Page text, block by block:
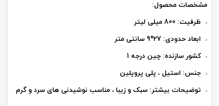
مشخصات محصول:
ظرفیت: 800 میلی لیتر
ابعاد حدودی: 27*9 سانتی متر
کشور سازنده: چین درجه 1
جنس: استیل ، پلی پروپلین
توضیحات بیشتر: سبک و زیبا ، مناسب نوشیدنی های سرد و گرم